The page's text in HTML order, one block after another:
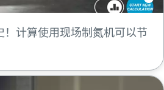
计算使用现场制氮机可以节